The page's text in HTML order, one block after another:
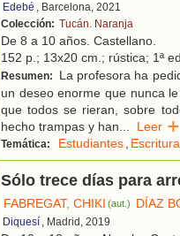
Edebé , Barcelona, 2021
Colección: Tucán. Naranja
De 8 a 10 años. Castellano.
152 p.; 13x20 cm.; rústica; 1ª
Resumen:
La profesora ha
un deseo enorme que nunca
que todos se rieran, sobre
hecho trampas y han... Leer
Temática: Estudiantes, Escritura
Sólo trece días para
FABREGAT, CHIKI (aut.) DÍAZ
Diquesí , Madrid, 2019